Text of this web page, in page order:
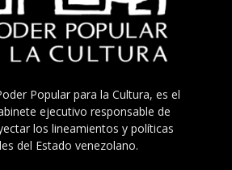
Popular para la Cultura, es el
ejecutivo responsable de
los lineamientos y políticas
del Estado venezolano.